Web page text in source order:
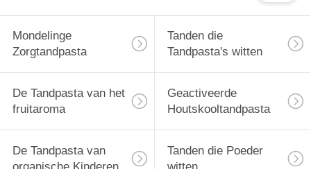
Mondelinge
Zorgtandpasta
Tanden die
Tandpasta's witten
De Tandpasta van het
fruitaroma
Geactiveerde
Houtskooltandpasta
De Tandpasta van
Tanden die Poeder